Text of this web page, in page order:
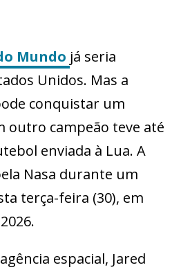
Mundo já seria
Unidos. Mas a
conquistar um
outro campeão teve até
enviada à Lua. A
Nasa durante um
terça-feira (30), em
espacial, Jared